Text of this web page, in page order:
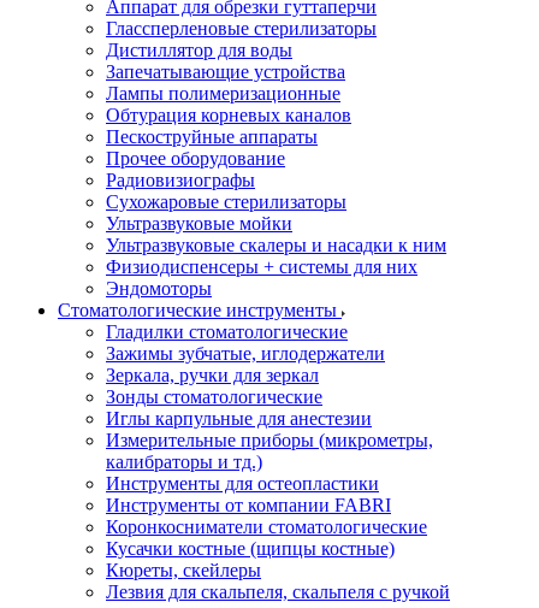
Аппарат для обрезки гуттаперчи
Глассперленовые стерилизаторы
Дистиллятор для воды
Запечатывающие устройства
Лампы полимеризационные
Обтурация корневых каналов
Пескоструйные аппараты
Прочее оборудование
Радиовизиографы
Сухожаровые стерилизаторы
Ультразвуковые мойки
Ультразвуковые скалеры и насадки к ним
Физиодиспенсеры + системы для них
Эндомоторы
Стоматологические инструменты
Гладилки стоматологические
Зажимы зубчатые, иглодержатели
Зеркала, ручки для зеркал
Зонды стоматологические
Иглы карпульные для анестезии
Измерительные приборы (микрометры,
калибраторы и тд.)
Инструменты для остеопластики
Инструменты от компании FABRI
Коронкосниматели стоматологические
Кусачки костные (щипцы костные)
Кюреты, скейлеры
Лезвия для скальпеля, скальпеля с ручкой